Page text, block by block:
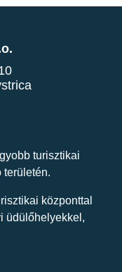
turisztikai
területén.
központtal
üdülőhelyekkel,